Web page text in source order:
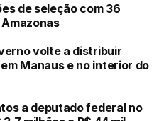
de seleção com 36
volte a distribuir
Manaus e no interior do
a deputado federal no